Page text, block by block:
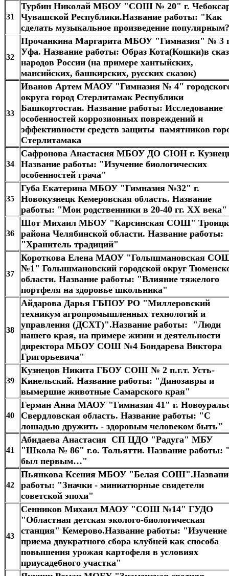
31
Турбин Николай МБОУ "СОШ № 20" г.
Чувашской Республики.Название работы: "Как
сделать музыкальное произведение
32
Прочанкина Маргарита МБОУ "Гимназия" № 3
Уфа. Название работы: Образ Кота(Кошки)в
народов России (на примере хантыйских,
мансийских, башкирских, русских сказок)
33
Иванов Артем МАОУ "Гимназия № 4"
округа город Стерлитамак Республики
Башкортостан. Название работы: Исследование
особенностей коррозионных повреждений и
эффективности средств защиты памятников
Стерлитамака​
34
Сафронова Анастасия МБОУ ДО СЮН г.
Название работы: "Изучение биологических
особенностей грача"
35
Губа Екатерина МБОУ "Гимназия №32" г.
Новокузнецк Кемеровская область. Название
работы: "Мои родственники в 20-40 гг. XX века​"
36
Шот Михаил МБОУ "Карсинская СОШ"
района Челябинской области. Название работы:
"Хранитель традиций"​
37
Короткова Елена МАОУ "Голышмановская
№1" Голышмановский городской округ
области. Название работы: "Влияние тяжелого
портфеля на здоровье школьника"
38
Айдарова Дарья ГБПОУ РО "Миллеровский
техникум агропромышленных технологий и
управления (ДСХТ)".Название работы: "Люди
нашего края, на примере жизни и деятельности
директора МБОУ СОШ №4 Бондарева Виктора
Григорьевича"
39
Кузнецов Никита ГБОУ СОШ № 2 п.г.т. Усть-
Кинельский. Название работы: "Динозавры и
вымершие животные Самарского края"
40
Герман Анна МАОУ "Гимназия 41" г.
Свердловская область. Название работы: "С
лошадью дружить - здоровым человеком быть"
41
Абидаева Анастасия СП ЦДО "Радуга" МБУ
"Школа № 86" г.о. Тольятти. Название работы:
был первым…"
42
Пьянкова Ксения МБОУ "Белая
работы: "Значки - миниатюрные свидетели
советской эпохи"
43
Сенников Михаил МАОУ "СОШ №14" ГУДО
"Областная детская эколого-биологическая
станция" Кемерово.Название работы: "Изучение
приема двукратного сбора клубней как способа
повышения урожая картофеля в условиях
приусадебного участка"